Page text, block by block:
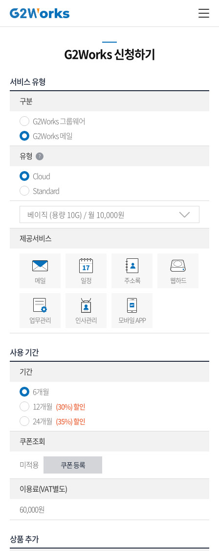
G2Works 신청하기
서비스 유형
구분
G2Works 그룹웨어
G2Works 메일
유형
?
Cloud
Standard
제공서비스
메일 일정 주소록 웹하드
업무관리 인사관리 모바일 APP
사용 기간
기간
6개월
12개월 (30%) 할인
24개월 (35%) 할인
쿠폰조회
미적용 쿠폰 등록
이용료(VAT별도)
60,000원
상품 추가